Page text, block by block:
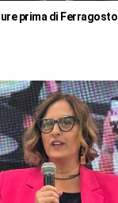
prima di Ferragosto